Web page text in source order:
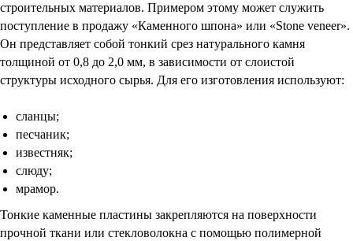
строительных материалов. Примером этому может служить
поступление в продажу «Каменного шпона» или «Stone veneer».
Он представляет собой тонкий срез натурального камня
толщиной от 0,8 до 2,0 мм, в зависимости от слоистой
структуры исходного сырья. Для его изготовления используют:
сланцы;
песчаник;
известняк;
слюду;
мрамор.
Тонкие каменные пластины закрепляются на поверхности
прочной ткани или стекловолокна с помощью полимерной